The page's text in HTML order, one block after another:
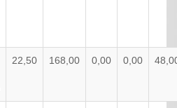
22,50 168,00 0,00 0,00